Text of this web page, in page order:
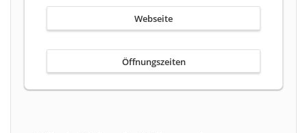
Webseite
Öffnungszeiten